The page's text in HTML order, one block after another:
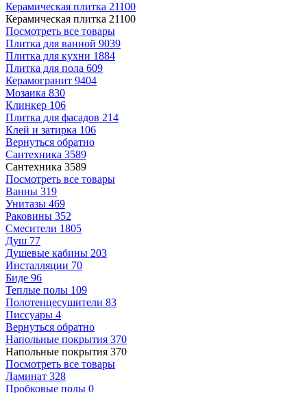
Керамическая плитка 21100
Керамическая плитка 21100
Посмотреть все товары
Плитка для ванной 9039
Плитка для кухни 1884
Плитка для пола 609
Керамогранит 9404
Мозаика 830
Клинкер 106
Плитка для фасадов 214
Клей и затирка 106
Вернуться обратно
Сантехника 3589
Сантехника 3589
Посмотреть все товары
Ванны 319
Унитазы 469
Раковины 352
Смесители 1805
Душ 77
Душевые кабины 203
Инсталляции 70
Биде 96
Теплые полы 109
Полотенцесушители 83
Писсуары 4
Вернуться обратно
Напольные покрытия 370
Напольные покрытия 370
Посмотреть все товары
Ламинат 328
Пробковые полы 0